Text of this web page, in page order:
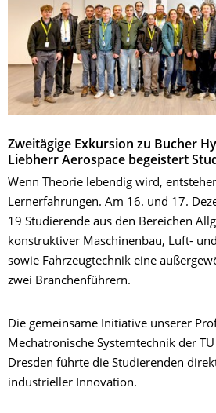
Zweitägige Exkursion zu Bucher
Liebherr Aerospace begeistert
Wenn Theorie lebendig wird,
Lernerfahrungen. Am 16. und 17.
19 Studierende aus den Bereichen
konstruktiver Maschinenbau, Luft-
sowie Fahrzeugtechnik eine
zwei Branchenführern.
Die gemeinsame Initiative unserer
Mechatronische Systemtechnik der
Dresden führte die Studierenden
industrieller Innovation.